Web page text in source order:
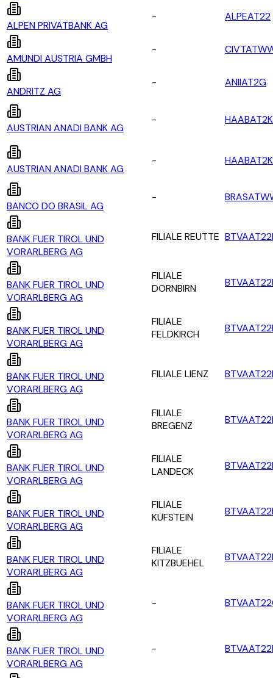
ALPEN PRIVATBANK AG
- ALPEAT22
AMUNDI AUSTRIA GMBH
-
ANDRITZ AG
- ANIIAT2G
AUSTRIAN ANADI BANK AG
-
AUSTRIAN ANADI BANK AG
- HAABAT2K
BANCO DO BRASIL AG
-
BANK FUER TIROL UND
VORARLBERG AG
FILIALE REUTTE
BANK FUER TIROL UND
VORARLBERG AG
FILIALE
DORNBIRN
BANK FUER TIROL UND
VORARLBERG AG
FILIALE
FELDKIRCH
BANK FUER TIROL UND
VORARLBERG AG
FILIALE LIENZ
BANK FUER TIROL UND
VORARLBERG AG
FILIALE
BREGENZ
BANK FUER TIROL UND
VORARLBERG AG
FILIALE
LANDECK
BANK FUER TIROL UND
VORARLBERG AG
FILIALE
KUFSTEIN
BANK FUER TIROL UND
VORARLBERG AG
FILIALE
KITZBUEHEL
BANK FUER TIROL UND
VORARLBERG AG
-
BANK FUER TIROL UND
VORARLBERG AG
-